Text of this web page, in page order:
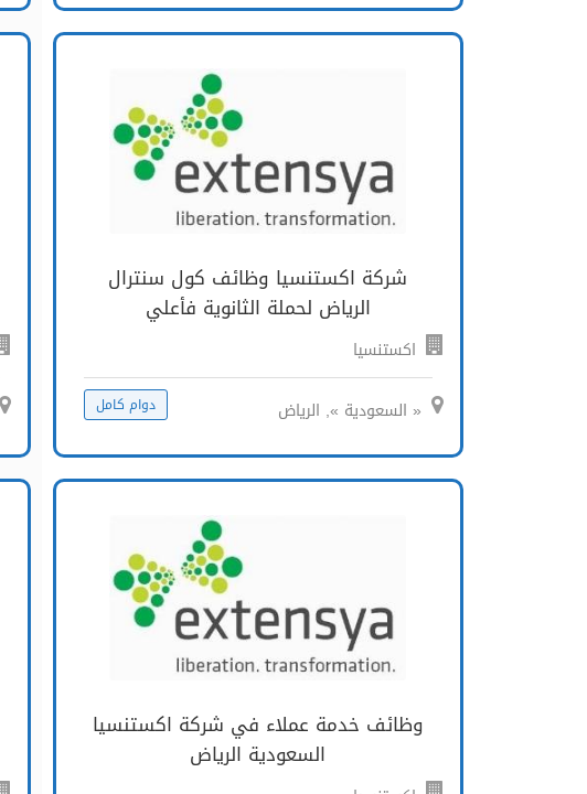
شركة اكستنسيا وظائف كول سنترال
الرياض لحملة الثانوية فأعلي
اكستنسيا
« السعودية », الرياض دوام كامل
وظائف خدمة عملاء في شركة اكستنسيا
السعودية الرياض